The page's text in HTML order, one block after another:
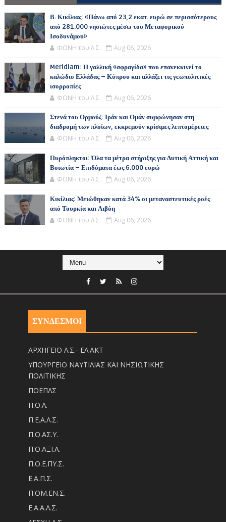
Β. Κικίλιας: «Πάνω από 23,2 εκατ. ευρώ σε περισσότερους
από 281.000 νησιώτες μέσω του Μεταφορικού
Ισοδυνάμου»
ΦΩΝΗ του Λ.Σ. Aug 06, 2026
Meridiam: Η γαλλική «σφραγίδα» που επανεκκινεί το
καλώδιο Ελλάδας – Κύπρου και αλλάζει τις γεωπολιτικές
ισορροπίες
ΦΩΝΗ του Λ.Σ. Aug 06, 2026
Στενά του Ορμούζ: Ιράν και Ομάν συμφώνησαν στη
διαδρομή των πλοίων, εκκρεμούν κρίσιμες λεπτομέρειες
ΦΩΝΗ του Λ.Σ. Aug 06, 2026
Πυρόπληκτοι: Όλα τα μέτρα στήριξης για Δυτική Αττική και
Βοιωτία – Επιδόματα έως 6.000 ευρώ
ΦΩΝΗ του Λ.Σ. Aug 06, 2026
Κικίλιας: Μειώθηκαν κατά 34% οι μεταναστευτικές ροές
από Τουρκία και Λιβύη
ΦΩΝΗ του Λ.Σ. Aug 06, 2026
ΣΥΝΔΕΣΜΟΙ
ΑΡΧΗΓΕΙΟ Λ.Σ.- ΕΛ.ΑΚΤ
ΥΠΟΥΡΓΕΙΟ ΝΑΥΤΙΛΙΑΣ ΚΑΙ ΝΗΣΙΩΤΙΚΗΣ
ΠΟΛΙΤΙΚΗΣ
ΠΟΕΠΛΣ
Π.Ο.Λ.
Π.Ε.Α.Λ.Σ.
Π.Ο.ΑΣ.Υ.
Π.Ο.ΑΞΙ.Α.
Π.Ο.Ε.ΠΥ.Σ.
Ε.Α.Π.Σ.
Π.ΟM.EN.Σ.
Ε.Α.Α.Λ.Σ.